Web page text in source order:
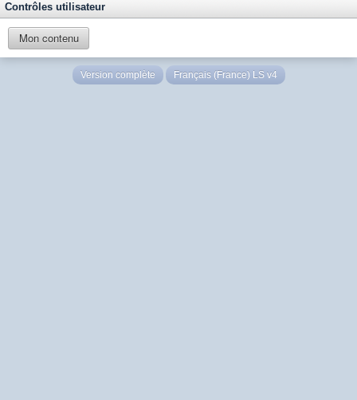
Contrôles utilisateur
Mon contenu
Version complète Français (France) LS v4